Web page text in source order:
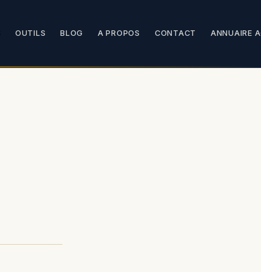
OUTILS BLOG A PROPOS CONTACT ANNUAIRE